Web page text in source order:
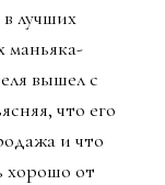
лучших
маньяка-
вышел с
что его
и что
хорошо от